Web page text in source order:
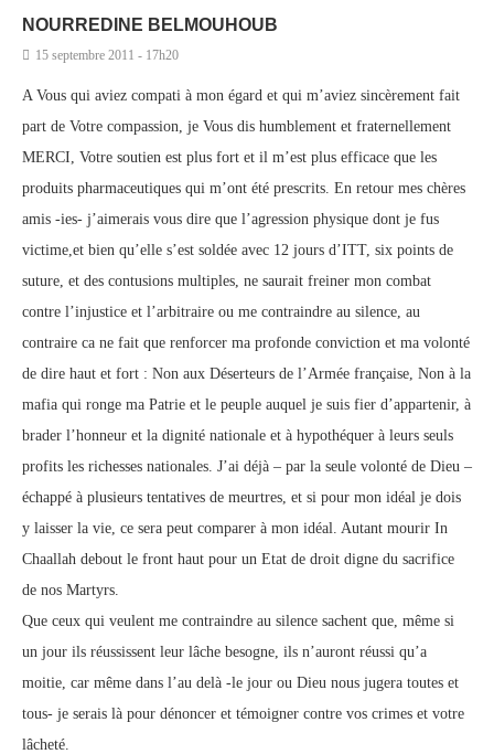
NOURREDINE BELMOUHOUB
15 septembre 2011 - 17h20
A Vous qui aviez compati à mon égard et qui m’aviez sincèrement fait
part de Votre compassion, je Vous dis humblement et fraternellement
MERCI, Votre soutien est plus fort et il m’est plus efficace que les
produits pharmaceutiques qui m’ont été prescrits. En retour mes chères
amis -ies- j’aimerais vous dire que l’agression physique dont je fus
victime,et bien qu’elle s’est soldée avec 12 jours d’ITT, six points de
suture, et des contusions multiples, ne saurait freiner mon combat
contre l’injustice et l’arbitraire ou me contraindre au silence, au
contraire ca ne fait que renforcer ma profonde conviction et ma volonté
de dire haut et fort : Non aux Déserteurs de l’Armée française, Non à la
mafia qui ronge ma Patrie et le peuple auquel je suis fier d’appartenir, à
brader l’honneur et la dignité nationale et à hypothéquer à leurs seuls
profits les richesses nationales. J’ai déjà – par la seule volonté de Dieu –
échappé à plusieurs tentatives de meurtres, et si pour mon idéal je dois
y laisser la vie, ce sera peut comparer à mon idéal. Autant mourir In
Chaallah debout le front haut pour un Etat de droit digne du sacrifice
de nos Martyrs.
Que ceux qui veulent me contraindre au silence sachent que, même si
un jour ils réussissent leur lâche besogne, ils n’auront réussi qu’a
moitie, car même dans l’au delà -le jour ou Dieu nous jugera toutes et
tous- je serais là pour dénoncer et témoigner contre vos crimes et votre
lâcheté.